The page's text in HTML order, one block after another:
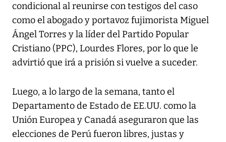
condicional al reunirse con testigos del caso
como el abogado y portavoz fujimorista Miguel
Ángel Torres y la líder del Partido Popular
Cristiano (PPC), Lourdes Flores, por lo que le
advirtió que irá a prisión si vuelve a suceder.
Luego, a lo largo de la semana, tanto el
Departamento de Estado de EE.UU. como la
Unión Europea y Canadá aseguraron que las
elecciones de Perú fueron libres, justas y